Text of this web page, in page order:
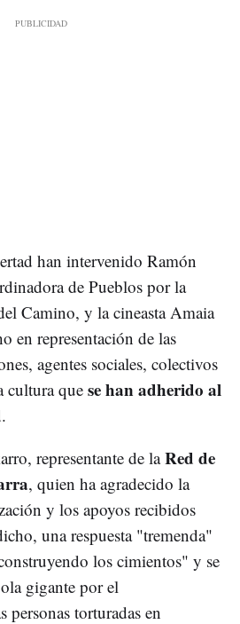
han intervenido Ramón
de Pueblos por la
Camino, y la cineasta Amaia
en representación de las
agentes sociales, colectivos
cultura que se han adherido al
.
representante de laRed de
, quien ha agradecido la
y los apoyos recibidos
una respuesta "tremenda"
los cimientos" y se
gigante por el
personas torturadas en